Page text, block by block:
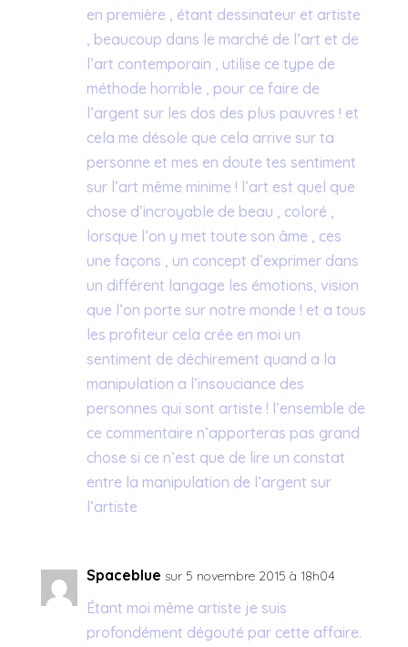
en première , étant dessinateur et artiste
, beaucoup dans le marché de l’art et de
l’art contemporain , utilise ce type de
méthode horrible , pour ce faire de
l’argent sur les dos des plus pauvres ! et
cela me désole que cela arrive sur ta
personne et mes en doute tes sentiment
sur l’art même minime ! l’art est quel que
chose d’incroyable de beau , coloré ,
lorsque l’on y met toute son âme , ces
une façons , un concept d’exprimer dans
un différent langage les émotions, vision
que l’on porte sur notre monde ! et a tous
les profiteur cela crée en moi un
sentiment de déchirement quand a la
manipulation a l’insouciance des
personnes qui sont artiste ! l’ensemble de
ce commentaire n’apporteras pas grand
chose si ce n’est que de lire un constat
entre la manipulation de l’argent sur
l’artiste
Spaceblue sur 5 novembre 2015 à 18h04
Étant moi même artiste je suis
profondément dégouté par cette affaire.